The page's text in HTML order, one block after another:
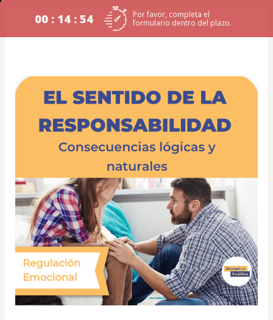
00 : 14 : 53
Por favor, completa el
formulario dentro del plazo.